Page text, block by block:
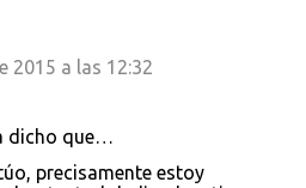
2015 a las 12:32
dicho que…
precisamente estoy